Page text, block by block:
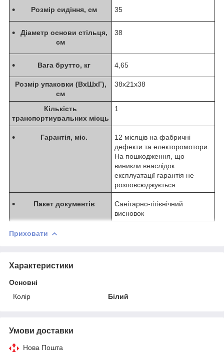
Розмір сидіння, см 35
Діаметр основи стільця,
см
38
Вага брутто, кг 4,65
Розмір упаковки (ВхШхГ),
см
38х21х38
Кількість
транспортиувальних місць
1
Гарантія, міс.
12 місяців на фабричні
дефекти та електоромотори.
На пошкодження, що
виникли внаслідок
експлуатації гарантія не
розповсюджується
Пакет документів
Санітарно-гігієнічний
висновок
Приховати
Характеристики
Основні
Колір
Білий
Умови доставки
Нова Пошта